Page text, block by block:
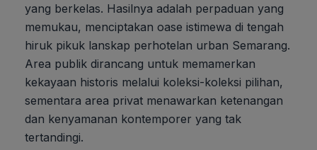
yang berkelas. Hasilnya adalah perpaduan yang
memukau, menciptakan oase istimewa di tengah
hiruk pikuk lanskap perhotelan urban Semarang.
Area publik dirancang untuk memamerkan
kekayaan historis melalui koleksi-koleksi pilihan,
sementara area privat menawarkan ketenangan
dan kenyamanan kontemporer yang tak
tertandingi.